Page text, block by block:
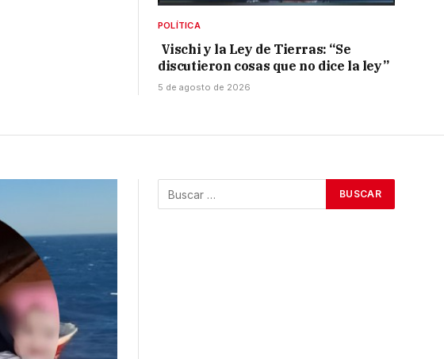
POLÍTICA
Vischi y la Ley de Tierras: “Se
discutieron cosas que no dice la ley”
5 de agosto de 2026